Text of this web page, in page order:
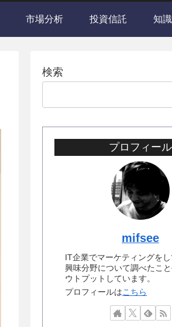
市場分析 投資信託 知識
検索
プロフィール
mifsee
IT企業でマーケティングをし
興味分野について調べたこ
ウトプットしています。
プロフィールはこちら